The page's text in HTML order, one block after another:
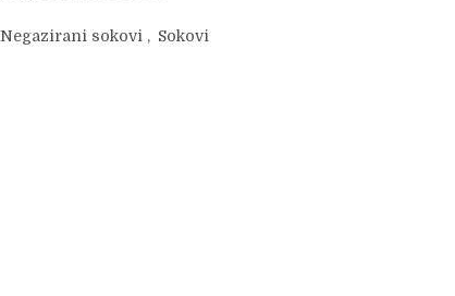
Negazirani sokovi , Sokovi